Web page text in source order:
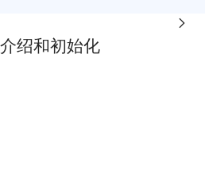
介绍和初始化